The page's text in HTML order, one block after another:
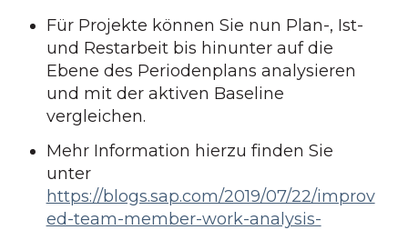
Für Projekte können Sie nun Plan-, Ist-
und Restarbeit bis hinunter auf die
Ebene des Periodenplans analysieren
und mit der aktiven Baseline
vergleichen.
Mehr Information hierzu finden Sie
unter
https://blogs.sap.com/2019/07/22/improv
ed-team-member-work-analysis-